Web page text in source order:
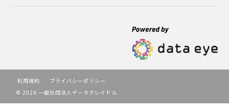
利用規約
プライバシーポリシー
© 2026 一般社団法人データクレイドル